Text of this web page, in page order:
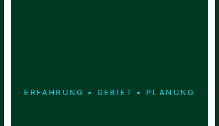
ERFAHRUNG • GEBIET • PLANUNG